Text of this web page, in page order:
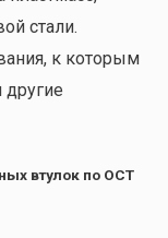
стали.
к которым
другие
втулок по ОСТ